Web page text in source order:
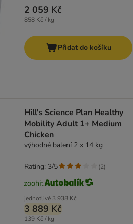
2 059 Kč
858 Kč / kg
Přidat do košíku
Hill's Science Plan Healthy
Mobility Adult 1+ Medium
Chicken
výhodné balení 2 x 14 kg
jednotlivě 3 938 Kč
3 889 Kč
139 Kč / kg
Rating: 3/5 (2)